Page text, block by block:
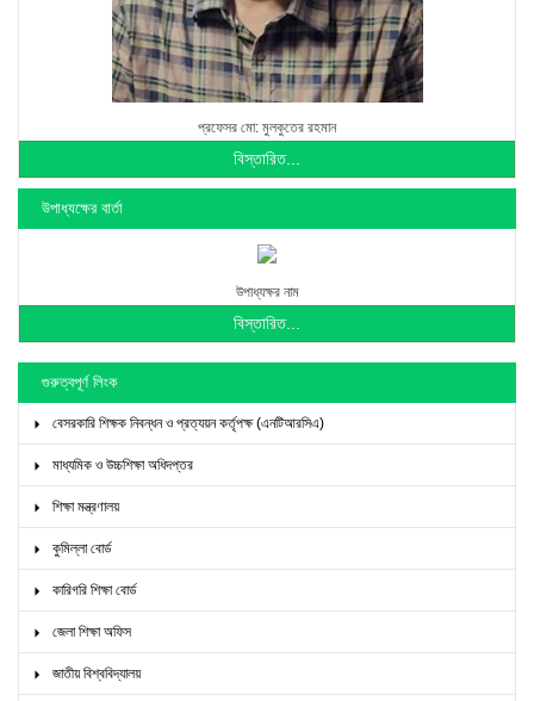
প্রফেসর মো: মুলকুতের রহমান
বিস্তারিত...
উপাধ্যক্ষের বার্তা
উপাধ্যক্ষর নাম
বিস্তারিত...
গুরুত্বপূর্ণ লিংক
বেসরকারি শিক্ষক নিবন্ধন ও প্রত্যয়ন কর্তৃপক্ষ (এনটিআরসিএ)
মাধ্যমিক ও উচ্চশিক্ষা অধিদপ্তর
শিক্ষা মন্ত্রণালয়
কুমিল্লা বোর্ড
কারিগরি শিক্ষা বোর্ড
জেলা শিক্ষা অফিস
জাতীয় বিশ্ববিদ্যালয়